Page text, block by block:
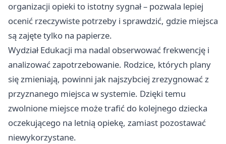
organizacji opieki to istotny sygnał – pozwala lepiej
ocenić rzeczywiste potrzeby i sprawdzić, gdzie miejsca
są zajęte tylko na papierze.
Wydział Edukacji ma nadal obserwować frekwencję i
analizować zapotrzebowanie. Rodzice, których plany
się zmieniają, powinni jak najszybciej zrezygnować z
przyznanego miejsca w systemie. Dzięki temu
zwolnione miejsce może trafić do kolejnego dziecka
oczekującego na letnią opiekę, zamiast pozostawać
niewykorzystane.